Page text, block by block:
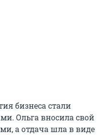
бизнеса стали
Ольга вносила свой
а отдача шла в виде